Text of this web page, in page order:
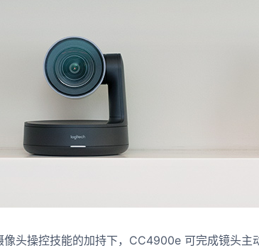
头操控技能的加持下，CC4900e 可完成镜头主